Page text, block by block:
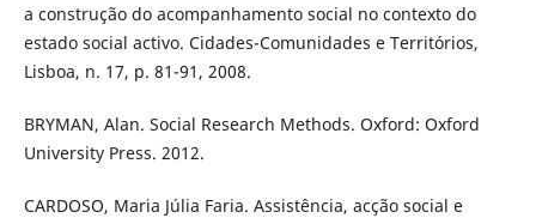
a construção do acompanhamento social no contexto do
estado social activo. Cidades-Comunidades e Territórios,
Lisboa, n. 17, p. 81-91, 2008.
BRYMAN, Alan. Social Research Methods. Oxford: Oxford
University Press. 2012.
CARDOSO, Maria Júlia Faria. Assistência, acção social e